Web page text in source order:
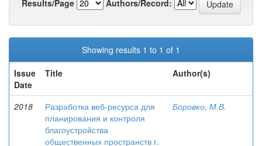
Results/Page
Authors/Record:
Showing results 1 to 1 of 1
Issue
Date
Title Author(s)
2018
Разработка веб-ресурса для
планирования и контроля
благоустройства
общественных пространств г.
Боровко, М.В.